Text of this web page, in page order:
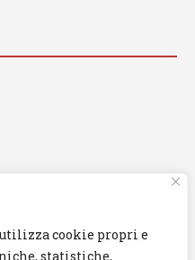
cookie propri e
statistiche,